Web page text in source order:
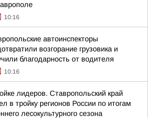
10:16
автоинспекторы
возгорание грузовика и
благодарность от водителя
10:16
лидеров. Ставропольский край
в тройку регионов России по итогам
лесокультурного сезона